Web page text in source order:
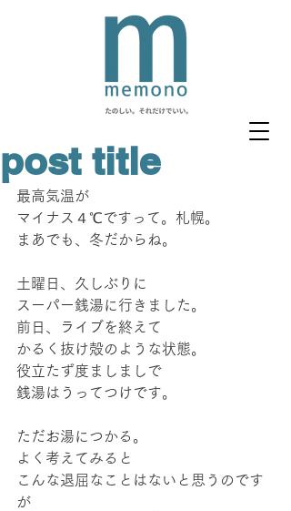
post title
最高気温が
マイナス４℃ですって。札幌。
まあでも、冬だからね。
土曜日、久しぶりに
スーパー銭湯に行きました。
前日、ライブを終えて
かるく抜け殻のような状態。
役立たず度ましましで
銭湯はうってつけです。
ただお湯につかる。
よく考えてみると
こんな退屈なことはないと思うのです
が